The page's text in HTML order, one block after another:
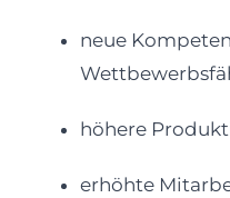
neue
höhere
erhöhte